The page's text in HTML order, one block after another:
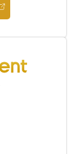
AIgent